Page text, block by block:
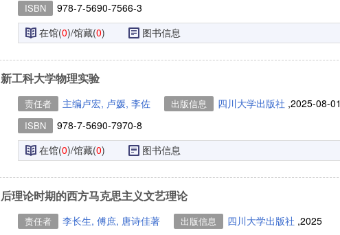
ISBN
978-7-5690-7566-3
在馆(0)/馆藏(0) 图书信息
新工科大学物理实验
责任者 主编卢宏, 卢媛, 李佐 出版信息 四川大学出版社 ,2025-08-01
ISBN
978-7-5690-7970-8
在馆(0)/馆藏(0) 图书信息
后理论时期的西方马克思主义文艺理论
责任者 李长生, 傅庶, 唐诗佳著 出版信息 四川大学出版社 ,2025